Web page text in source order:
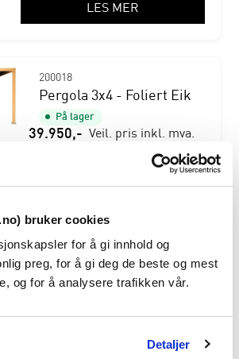
bruker cookies
for å gi innhold og
preg, for å gi deg de beste og mest
og for å analysere trafikken vår.
Detaljer
LES MER
200018
Pergola 3x4 - Foliert Eik
På lager
Veil. pris inkl. mva.
39.950,-
200026
Pergola Vegg 370x218cm
manuell - Foliert Eik
På lager